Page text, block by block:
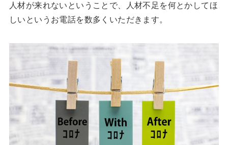
人材が来れないということで、人材不足を何とかしてほ
しいというお電話を数多くいただきます。